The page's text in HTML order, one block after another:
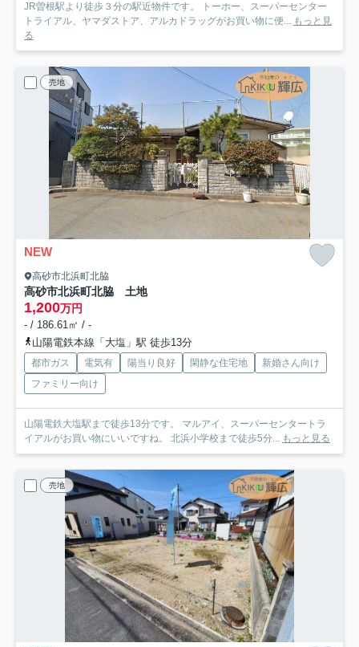
JR曽根駅より徒歩３分の駅近物件です。 トーホー、スーパーセンター
トライアル、ヤマダストア、アルカドラッグがお買い物に便... もっと見
る
売地
NEW
高砂市北浜町北脇
高砂市北浜町北脇 土地
1,200万円
- / 186.61㎡ / -
山陽電鉄本線「大塩」駅 徒歩13分
都市ガス 電気有 陽当り良好 閑静な住宅地
新婚さん向け
ファミリー向け
山陽電鉄大塩駅まで徒歩13分です。 マルアイ、スーパーセンタートラ
イアルがお買い物にいいですね。 北浜小学校まで徒歩5分... もっと見る
売地